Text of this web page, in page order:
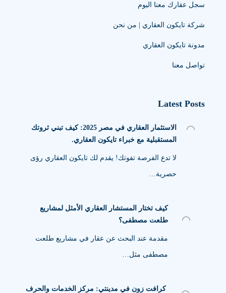
سجل عقارك معنا اليوم
شركة تايكون العقاري | من نحن
مدونة تايكون العقاري
تواصل معنا
Latest Posts
الاستثمار العقاري في مصر 2025: كيف تبني ثروتك
المستقبلية مع خبراء تايكون العقاري.
لا تدع الفرصة تفوتك! يقدم لك تايكون العقاري رؤى
حصرية…
كيف تختار المستشار العقاري الأمثل لمشاريع
طلعت مصطفى؟
مقدمة عند البحث عن عقار في مشاريع طلعت
مصطفى مثل…
كرافت زون في مدينتي: مركز الخدمات والحرف